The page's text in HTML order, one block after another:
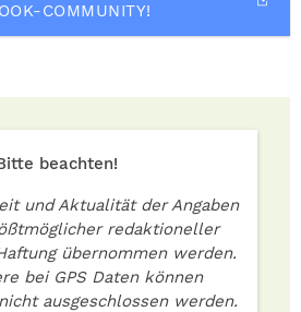
COMMUNITY!
beachten!
und Aktualität der Angaben
redaktioneller
übernommen werden.
bei GPS Daten können
ausgeschlossen werden.